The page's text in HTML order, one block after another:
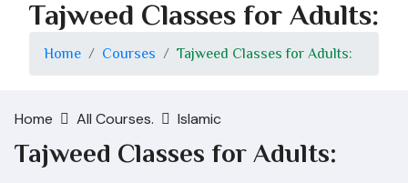
Tajweed Classes for Adults:
Home Courses Tajweed Classes for Adults:
Home All Courses. Islamic
Tajweed Classes for Adults: